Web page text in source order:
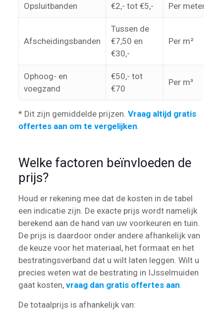
Opsluitbanden €2,- tot €5,- Per meter
Afscheidingsbanden
Tussen de
€7,50 en
€30,-
Per m²
Ophoog- en
voegzand
€50,- tot
€70
Per m³
* Dit zijn gemiddelde prijzen. Vraag altijd gratis
offertes aan om te vergelijken.
Welke factoren beïnvloeden de
prijs?
Houd er rekening mee dat de kosten in de tabel
een indicatie zijn. De exacte prijs wordt namelijk
berekend aan de hand van uw voorkeuren en tuin.
De prijs is daardoor onder andere afhankelijk van
de keuze voor het materiaal, het formaat en het
bestratingsverband dat u wilt laten leggen. Wilt u
precies weten wat de bestrating in IJsselmuiden
gaat kosten, vraag dan gratis offertes aan.
De totaalprijs is afhankelijk van: